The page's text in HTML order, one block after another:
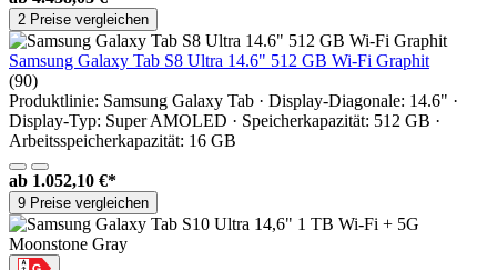
2 Preise vergleichen
Samsung Galaxy Tab S8 Ultra 14.6" 512 GB Wi-Fi Graphit
(90)
Produktlinie: Samsung Galaxy Tab · Display-Diagonale: 14.6" ·
Display-Typ: Super AMOLED · Speicherkapazität: 512 GB ·
Arbeitsspeicherkapazität: 16 GB
ab 1.052,10 €*
9 Preise vergleichen